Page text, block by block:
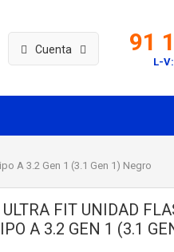
Cuenta 91
L-
A 3.2 Gen 1 (3.1 Gen 1) Negro
FIT UNIDAD
A 3.2 GEN 1 (3.1